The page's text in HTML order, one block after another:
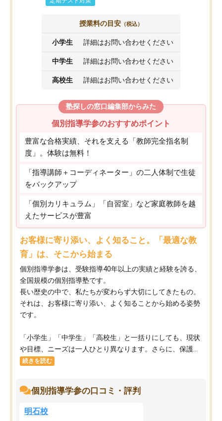
授業料の目安 （税込）
小学生 詳細はお問い合わせください
中学生 詳細はお問い合わせください
高校生 詳細はお問い合わせください
塾探しの窓口編集部からみた
個別指導学参のおすすめポイント
豊富な合格実績、それを支える「教師完全指名制
度」。体験は無料！
「指導講師＋コーディネーター」の二人体制で生徒
をバックアップ
「個別カリキュラム」「自習室」など家庭教師を越
えたサービスが豊富
お客様に寄り添い、よく知ること。「最適な教
育」は、そこから始まる
個別指導学参は、受験指導40年以上の実績と経験を誇る、
全国規模の個別指導塾です。
長い歴史の中で、私たちが変わらず大切にしてきたもの。
それは、お客様に寄り添い、よく知ることから始める姿勢
です。
「小学生」「中学生」「高校生」と一括りにしても、現状
や目標、ニーズは一人ひとり異なります。さらに、保護...
続きを読む
個別指導学参の口コミ・評判
明石校